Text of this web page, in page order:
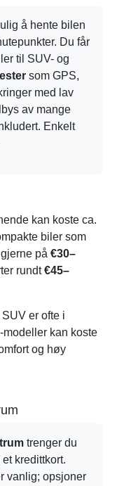
å hente bilen
Du får
til SUV- og
som GPS,
med lav
av mange
Enkelt
kan koste ca.
biler som
på €30–
rundt€45–
er ofte i
modeller kan koste
og høy
trenger du
kredittkort.
vanlig; opsjoner